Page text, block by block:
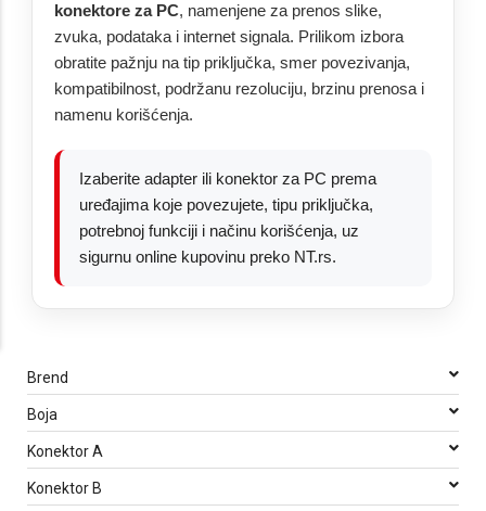
konektore za PC, namenjene za prenos slike,
zvuka, podataka i internet signala. Prilikom izbora
obratite pažnju na tip priključka, smer povezivanja,
kompatibilnost, podržanu rezoluciju, brzinu prenosa i
namenu korišćenja.
Izaberite adapter ili konektor za PC prema
uređajima koje povezujete, tipu priključka,
potrebnoj funkciji i načinu korišćenja, uz
sigurnu online kupovinu preko NT.rs.
Brend
Boja
Konektor A
Konektor B